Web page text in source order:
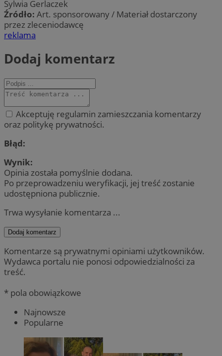
Sylwia Gerlaczek
Źródło: Art. sponsorowany / Materiał dostarczony
przez zleceniodawcę
reklama
Dodaj komentarz
Akceptuję regulamin zamieszczania komentarzy
oraz politykę prywatności.
Błąd:
Wynik:
Opinia została pomyślnie dodana.
Po przeprowadzeniu weryfikacji, jej treść zostanie
udostępniona publicznie.
Trwa wysyłanie komentarza ...
Dodaj komentarz
Komentarze są prywatnymi opiniami użytkowników.
Wydawca portalu nie ponosi odpowiedzialności za
treść.
* pola obowiązkowe
Najnowsze
Popularne